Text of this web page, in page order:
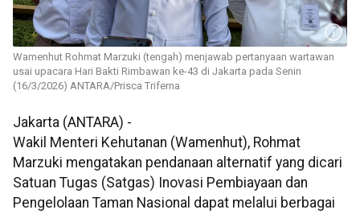
Wamenhut Rohmat Marzuki (tengah) menjawab pertanyaan wartawan
usai upacara Hari Bakti Rimbawan ke-43 di Jakarta pada Senin
(16/3/2026) ANTARA/Prisca Triferna
Jakarta (ANTARA) -
Wakil Menteri Kehutanan (Wamenhut), Rohmat
Marzuki mengatakan pendanaan alternatif yang dicari
Satuan Tugas (Satgas) Inovasi Pembiayaan dan
Pengelolaan Taman Nasional dapat melalui berbagai